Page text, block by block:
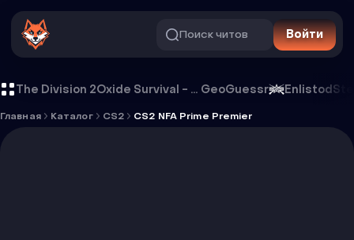
Поиск читов Войти
The Division 2 Oxide Survival - Rust Mobile GeoGuessr Enlistod
Главная Каталог CS2 CS2 NFA Prime Premier